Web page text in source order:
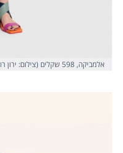
אלמביקה, 598 שקלים (צילום: ירון רוקו אשכנזי)